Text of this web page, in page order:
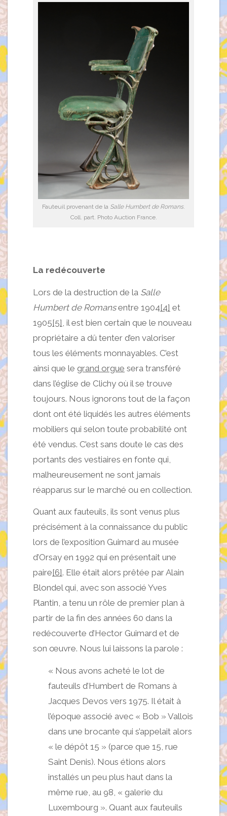
Fauteuil provenant de la Salle Humbert de Romans.
Coll. part. Photo Auction France.
La redécouverte
Lors de la destruction de la Salle
Humbert de Romansentre 1904[4] et
1905[5] , il est bien certain que le nouveau
propriétaire a dû tenter d’en valoriser
tous les éléments monnayables. C’est
ainsi que le grand orgue sera transféré
dans l’église de Clichy où il se trouve
toujours. Nous ignorons tout de la façon
dont ont été liquidés les autres éléments
mobiliers qui selon toute probabilité ont
été vendus. C’est sans doute le cas des
portants des vestiaires en fonte qui,
malheureusement ne sont jamais
réapparus sur le marché ou en collection.
Quant aux fauteuils, ils sont venus plus
précisément à la connaissance du public
lors de l’exposition Guimard au musée
d’Orsay en 1992 qui en présentait une
paire[6]. Elle était alors prêtée par Alain
Blondel qui, avec son associé Yves
Plantin, a tenu un rôle de premier plan à
partir de la fin des années 60 dans la
redécouverte d’Hector Guimard et de
son œuvre. Nous lui laissons la parole :
« Nous avons acheté le lot de
fauteuils d’Humbert de Romans à
Jacques Devos vers 1975. Il était à
l’époque associé avec « Bob » Vallois
dans une brocante qui s’appelait alors
« le dépôt 15 » (parce que 15, rue
Saint Denis). Nous étions alors
installés un peu plus haut dans la
même rue, au 98, « galerie du
Luxembourg ». Quant aux fauteuils